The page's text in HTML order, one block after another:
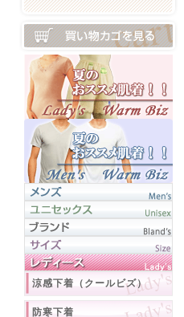
涼感下着（クールビズ）
防寒下着